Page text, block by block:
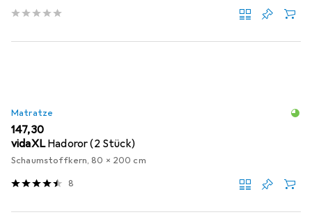
Matratze
EUR
147,30
vidaXL Hadoror (2 Stück)
Schaumstoffkern, 80 x 200 cm
8